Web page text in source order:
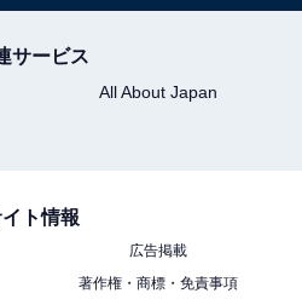
サービス
All About Japan
ト情報
広告掲載
著作権・商標・免責事項